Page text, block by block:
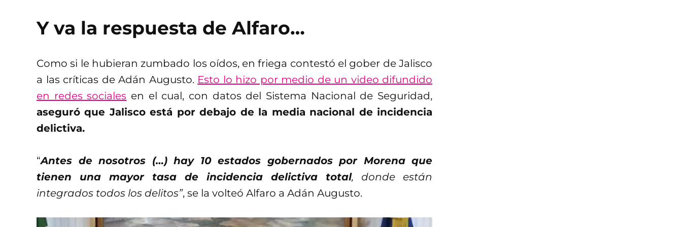
Y va la respuesta de Alfaro…
Como si le hubieran zumbado los oídos, en friega contestó el gober de Jalisco
a las críticas de Adán Augusto. Esto lo hizo por medio de un video difundido
en redes sociales en el cual, con datos del Sistema Nacional de Seguridad,
aseguró que Jalisco está por debajo de la media nacional de incidencia
delictiva.
“Antes de nosotros (…) hay 10 estados gobernados por Morena que
tienen una mayor tasa de incidencia delictiva total, donde están
integrados todos los delitos”, se la volteó Alfaro a Adán Augusto.